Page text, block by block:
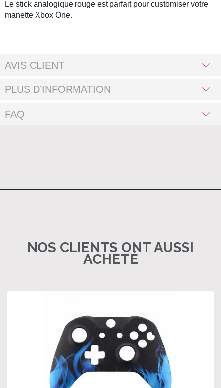
Le stick analogique rouge est parfait pour customiser votre
manette Xbox One.
AVIS CLIENT
PLUS D’INFORMATION
FAQ
NOS CLIENTS ONT AUSSI
ACHETÉ